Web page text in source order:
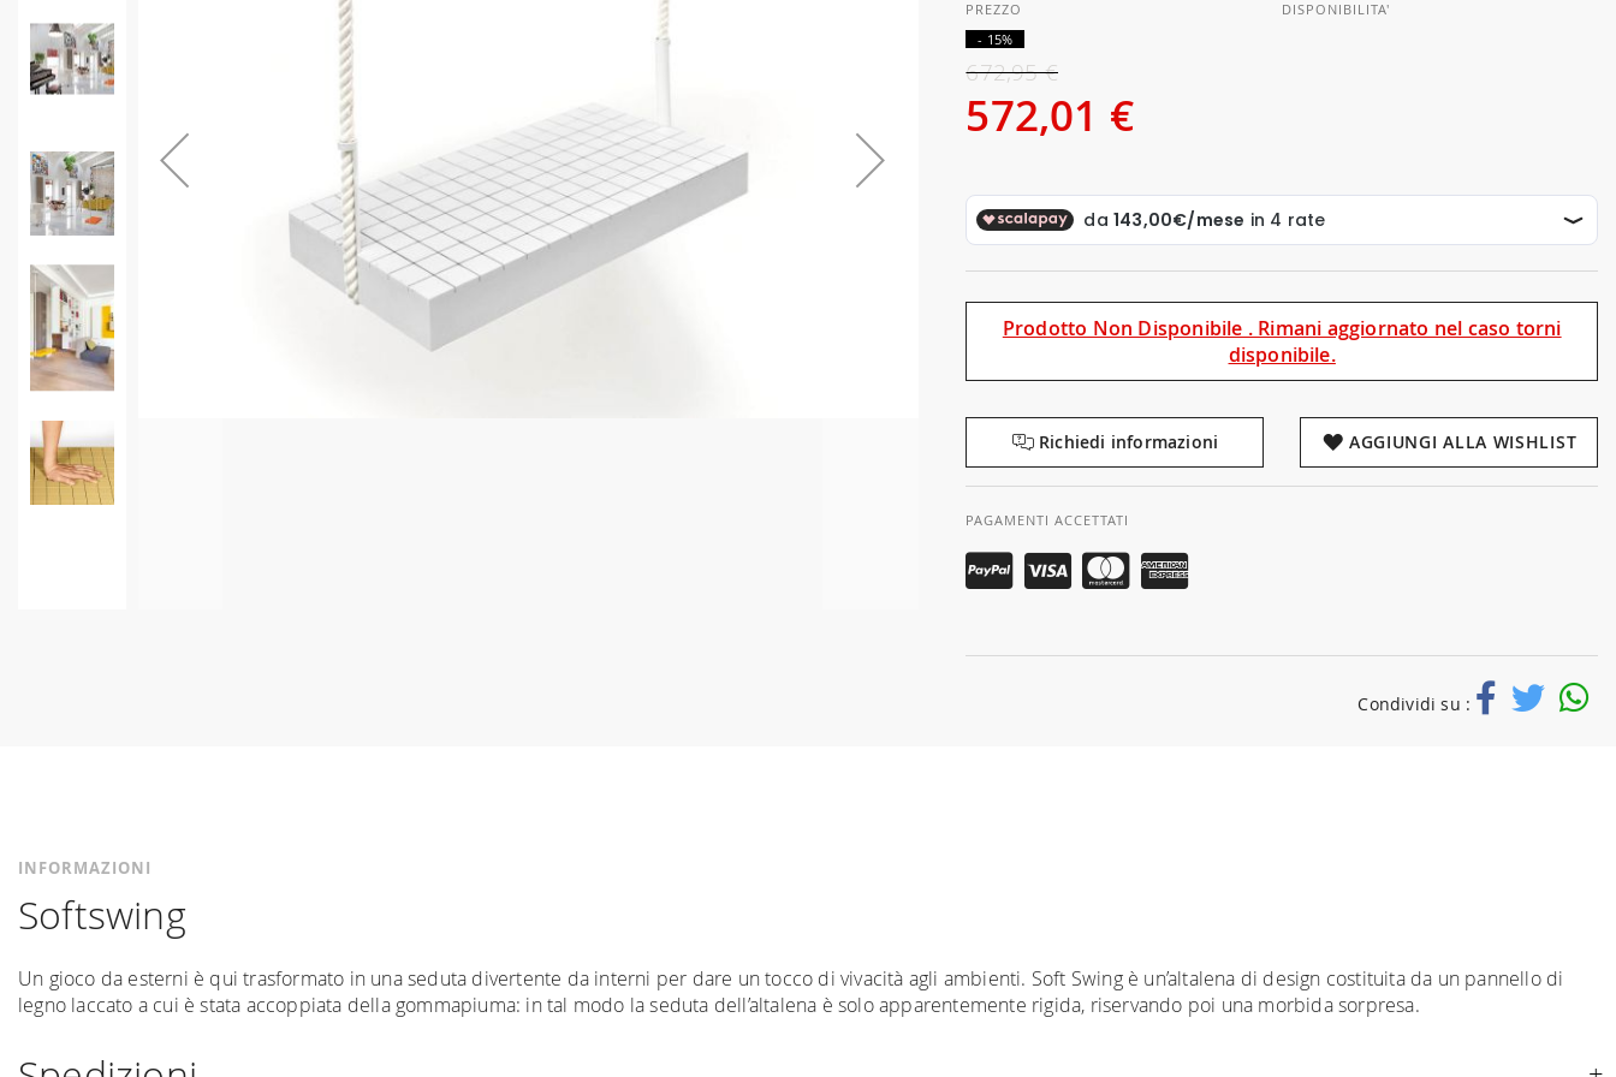
572,01 €
672,95 €
- 15%
DISPONIBILITA'
Prodotto Non Disponibile . Rimani aggiornato nel caso torni
disponibile.
Richiedi informazioni AGGIUNGI ALLA WISHLIST
PAGAMENTI ACCETTATI
Condividi su :
INFORMAZIONI
Softswing
Un gioco da esterni è qui trasformato in una seduta divertente da interni per dare un tocco di vivacità agli ambienti. Soft Swing è un’altalena di design costituita da un pannello di
legno laccato a cui è stata accoppiata della gommapiuma: in tal modo la seduta dell’altalena è solo apparentemente rigida, riservando poi una morbida sorpresa.